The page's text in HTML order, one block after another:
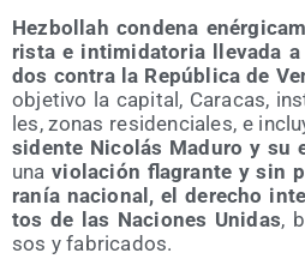
Hez­bo­llah con­de­na
ris­ta e inti­mi­da­to­ria lle­va­da
dos con­tra la Repú­bli­ca de
obje­ti­vo la capi­tal, Cara­cas,
les, zonas resi­den­cia­les, e
si­den­te Nico­lás Madu­ro y su
unavio­la­ción fla­gran­te y sin
ra­nía nacio­nal, el dere­cho
tos de las Nacio­nes Uni­das,
sos y fabricados.